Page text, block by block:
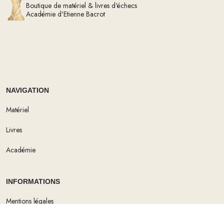
Boutique de matériel & livres d'échecs
Académie d'Etienne Bacrot
NAVIGATION
Matériel
Livres
Académie
INFORMATIONS
Mentions légales